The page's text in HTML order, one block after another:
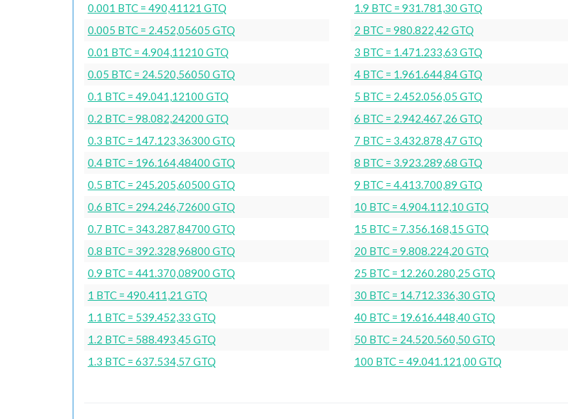
0.001 BTC = 490,41121 GTQ
0.005 BTC = 2.452,05605 GTQ
0.01 BTC = 4.904,11210 GTQ
0.05 BTC = 24.520,56050 GTQ
0.1 BTC = 49.041,12100 GTQ
0.2 BTC = 98.082,24200 GTQ
0.3 BTC = 147.123,36300 GTQ
0.4 BTC = 196.164,48400 GTQ
0.5 BTC = 245.205,60500 GTQ
0.6 BTC = 294.246,72600 GTQ
0.7 BTC = 343.287,84700 GTQ
0.8 BTC = 392.328,96800 GTQ
0.9 BTC = 441.370,08900 GTQ
1 BTC = 490.411,21 GTQ
1.1 BTC = 539.452,33 GTQ
1.2 BTC = 588.493,45 GTQ
1.3 BTC = 637.534,57 GTQ
1.9 BTC = 931.781,30 GTQ
2 BTC = 980.822,42 GTQ
3 BTC = 1.471.233,63 GTQ
4 BTC = 1.961.644,84 GTQ
5 BTC = 2.452.056,05 GTQ
6 BTC = 2.942.467,26 GTQ
7 BTC = 3.432.878,47 GTQ
8 BTC = 3.923.289,68 GTQ
9 BTC = 4.413.700,89 GTQ
10 BTC = 4.904.112,10 GTQ
15 BTC = 7.356.168,15 GTQ
20 BTC = 9.808.224,20 GTQ
25 BTC = 12.260.280,25 GTQ
30 BTC = 14.712.336,30 GTQ
40 BTC = 19.616.448,40 GTQ
50 BTC = 24.520.560,50 GTQ
100 BTC = 49.041.121,00 GTQ